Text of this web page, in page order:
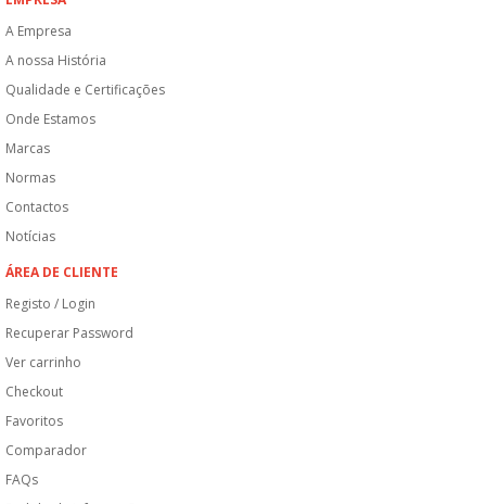
A Empresa
A nossa História
Qualidade e Certificações
Onde Estamos
Marcas
Normas
Contactos
Notícias
ÁREA DE CLIENTE
Registo / Login
Recuperar Password
Ver carrinho
Checkout
Favoritos
Comparador
FAQs